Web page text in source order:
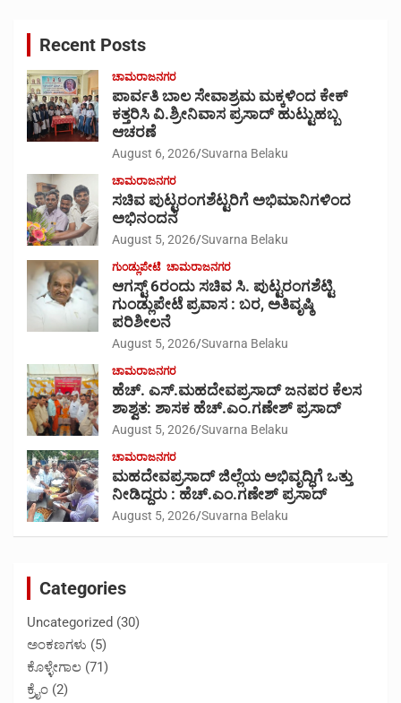
Recent Posts
ಚಾಮರಾಜನಗರ
ಪಾರ್ವತಿ ಬಾಲ ಸೇವಾಶ್ರಮ ಮಕ್ಕಳಿಂದ ಕೇಕ್
ಕತ್ತರಿಸಿ ವಿ.ಶ್ರೀನಿವಾಸ ಪ್ರಸಾದ್ ಹುಟ್ಟುಹಬ್ಬ
ಆಚರಣೆ
August 6, 2026 Suvarna Belaku
ಚಾಮರಾಜನಗರ
ಸಚಿವ ಪುಟ್ಟರಂಗಶೆಟ್ಟರಿಗೆ ಅಭಿಮಾನಿಗಳಿಂದ
ಅಭಿನಂದನೆ
August 5, 2026 Suvarna Belaku
ಗುಂಡ್ಲುಪೇಟೆ ಚಾಮರಾಜನಗರ
ಆಗಸ್ಟ್ 6ರಂದು ಸಚಿವ ಸಿ. ಪುಟ್ಟರಂಗಶೆಟ್ಟಿ
ಗುಂಡ್ಲುಪೇಟೆ ಪ್ರವಾಸ : ಬರ, ಅತಿವೃಷ್ಠಿ
ಪರಿಶೀಲನೆ
August 5, 2026 Suvarna Belaku
ಚಾಮರಾಜನಗರ
ಹೆಚ್. ಎಸ್.ಮಹದೇವಪ್ರಸಾದ್ ಜನಪರ ಕೆಲಸ
ಶಾಶ್ವತ: ಶಾಸಕ ಹೆಚ್.ಎಂ.ಗಣೇಶ್ ಪ್ರಸಾದ್
August 5, 2026 Suvarna Belaku
ಚಾಮರಾಜನಗರ
ಮಹದೇವಪ್ರಸಾದ್ ಜಿಲ್ಲೆಯ ಅಭಿವೃದ್ಧಿಗೆ ಒತ್ತು
ನೀಡಿದ್ದರು : ಹೆಚ್.ಎಂ.ಗಣೇಶ್‌ ಪ್ರಸಾದ್
August 5, 2026 Suvarna Belaku
Categories
Uncategorized (30)
ಅಂಕಣಗಳು (5)
ಕೊಳ್ಳೇಗಾಲ (71)
ಕ್ರೈಂ (2)